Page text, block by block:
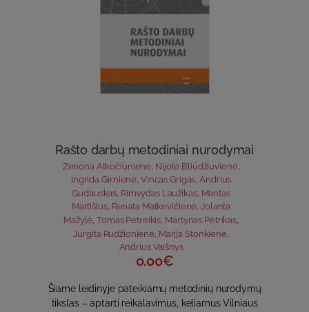
Rašto darbų metodiniai nurodymai
Zenona Atkočiūnienė Nijolė Bliūdžiuvienė
Ingrida Girnienė, Vincas Grigas,Andrius
Gudauskas Rimvydas Laužikas, Mantas
Martišius, Renata Matkevičienė,Jolanta
Mažylė ,Tomas Petreikis Martynas Petrikas
Jurgita Rudžionienė Marija Stonkienė
Andrius Vaišnys
0.00€
Šiame leidinyje pateikiamų metodinių nurodymų
tikslas – aptarti reikalavimus, keliamus Vilniaus